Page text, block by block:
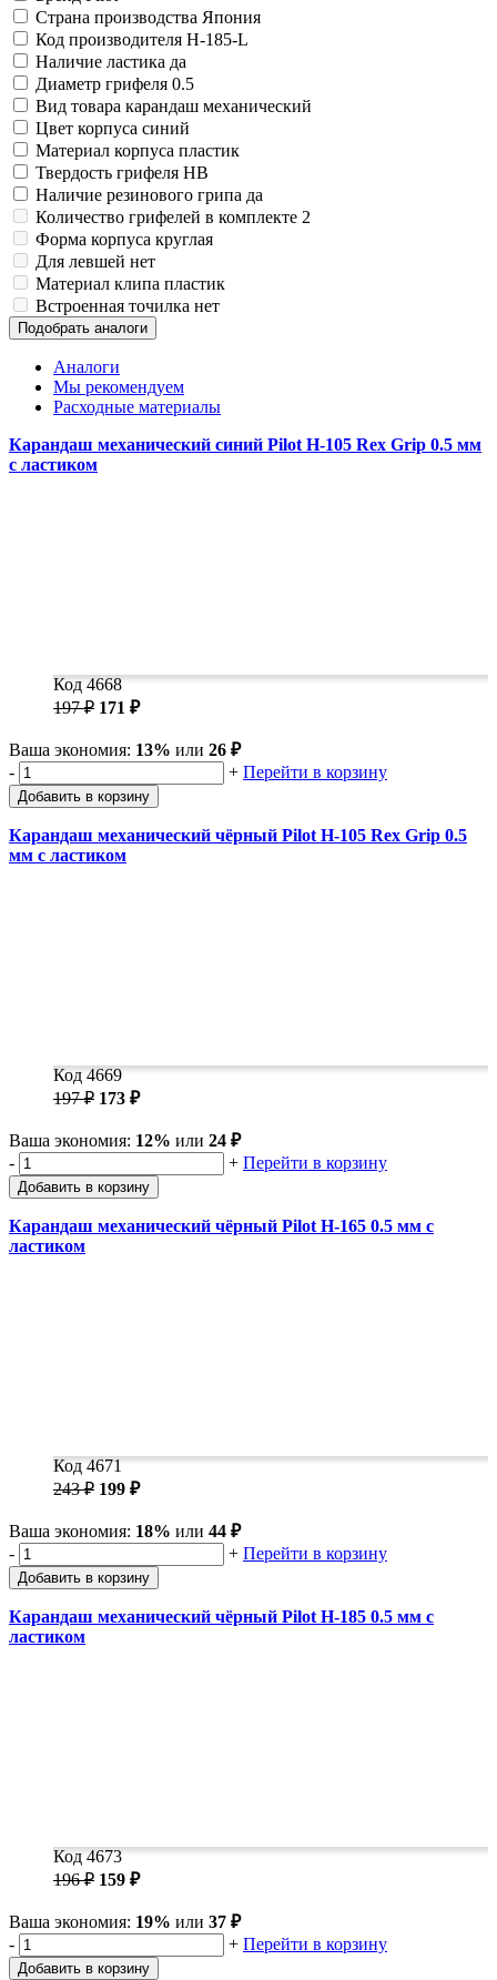
Замки прочие
Ящики для инструментов
Пленки солнцезащитные для окон
Все товары раздела
Страна производства Япония
Код производителя H-185-L
Наличие ластика да
Диаметр грифеля 0.5
Вид товара карандаш механический
Цвет корпуса синий
Материал корпуса пластик
Твердость грифеля HB
Наличие резинового грипа да
Количество грифелей в комплекте 2
Форма корпуса круглая
Для левшей нет
Материал клипа пластик
Встроенная точилка нет
Подобрать аналоги
Аналоги
Мы рекомендуем
Расходные материалы
Карандаш механический синий Pilot H-105 Rex Grip 0.5 мм
с ластиком
Код 4668
197 ₽ 171 ₽
Ваша экономия: 13% или 26 ₽
-
+ Перейти в корзину
Добавить в корзину
Карандаш механический чёрный Pilot H-105 Rex Grip 0.5
мм с ластиком
Код 4669
197 ₽ 173 ₽
Ваша экономия: 12% или 24 ₽
-
+ Перейти в корзину
Добавить в корзину
Карандаш механический чёрный Pilot H-165 0.5 мм с
ластиком
Код 4671
243 ₽ 199 ₽
Ваша экономия: 18% или 44 ₽
-
+ Перейти в корзину
Добавить в корзину
Карандаш механический чёрный Pilot H-185 0.5 мм с
ластиком
Код 4673
196 ₽ 159 ₽
Ваша экономия: 19% или 37 ₽
-
+ Перейти в корзину
Добавить в корзину